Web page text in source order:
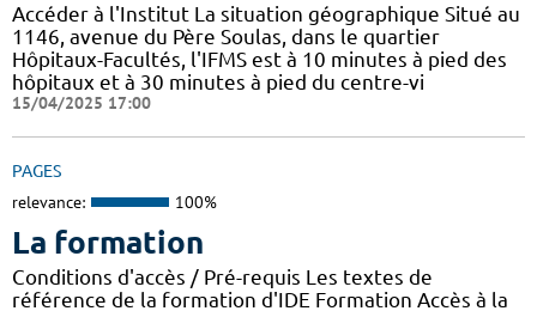
Accéder à l'Institut La situation géographique Situé au
1146, avenue du Père Soulas, dans le quartier
Hôpitaux-Facultés, l'IFMS est à 10 minutes à pied des
hôpitaux et à 30 minutes à pied du centre-vi
15/04/2025 17:00
PAGES
relevance: 100%
La formation
Conditions d'accès / Pré-requis Les textes de
référence de la formation d'IDE Formation Accès à la